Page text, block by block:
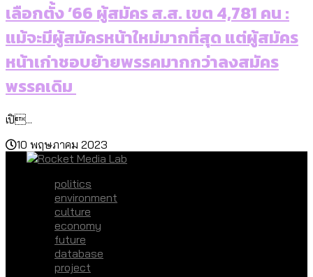
เลือกตั้ง ’66 ผู้สมัคร ส.ส. เขต 4,781 คน :
แม้จะมีผู้สมัครหน้าใหม่มากที่สุด แต่ผู้สมัคร
หน้าเก่าชอบย้ายพรรคมากกว่าลงสมัคร
พรรคเดิม
เปิ...
10 พฤษภาคม 2023
politics
environment
culture
economy
future
database
project